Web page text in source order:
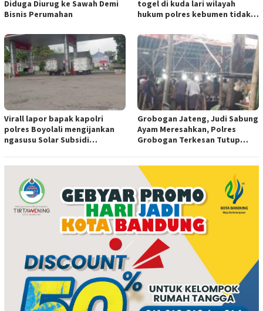
Diduga Diurug ke Sawah Demi
Bisnis Perumahan
togel di kuda lari wilayah
hukum polres kebumen tidak
Virall lapor bapak kapolri
polres Boyolali mengijankan
ngasusu Solar Subsidi
polres Boyolali tutup mata
Grobogan Jateng, Judi Sabung
Ayam Meresahkan, Polres
Grobogan Terkesan Tutup